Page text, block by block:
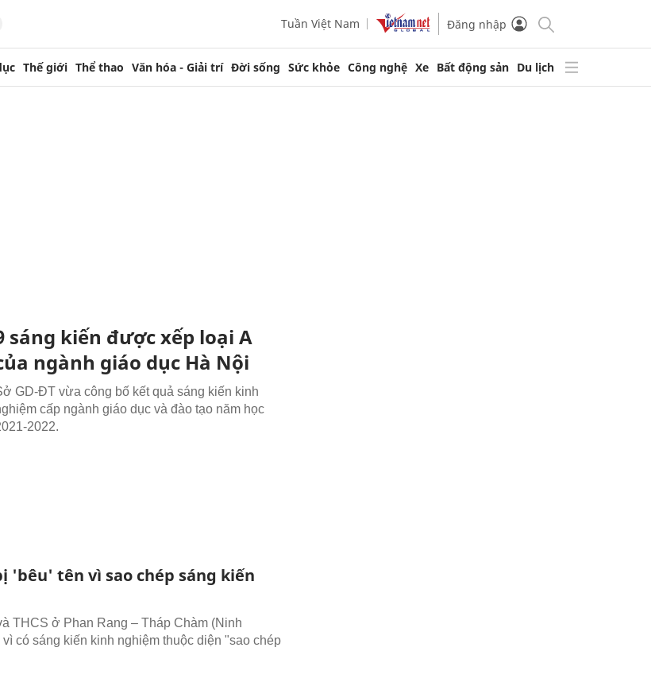
Tuần Việt Nam Đăng nhập
Thế giới Thể thao Văn hóa - Giải trí Đời sống Sức khỏe Công nghệ Xe Bất động sản Du lịch
sáng kiến được xếp loại A
ngành giáo dục Hà Nội
GD-ĐT vừa công bố kết quả sáng kiến kinh
cấp ngành giáo dục và đào tạo năm học
2022.
'bêu' tên vì sao chép sáng kiến
THCS ở Phan Rang – Tháp Chàm (Ninh
có sáng kiến kinh nghiệm thuộc diện "sao chép